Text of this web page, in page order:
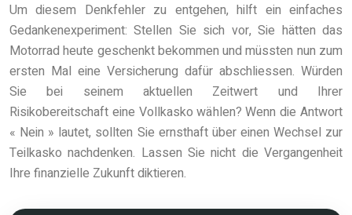
Um diesem Denkfehler zu entgehen, hilft ein einfaches
Gedankenexperiment: Stellen Sie sich vor, Sie hätten das
Motorrad heute geschenkt bekommen und müssten nun zum
ersten Mal eine Versicherung dafür abschliessen. Würden
Sie bei seinem aktuellen Zeitwert und Ihrer
Risikobereitschaft eine Vollkasko wählen? Wenn die Antwort
« Nein » lautet, sollten Sie ernsthaft über einen Wechsel zur
Teilkasko nachdenken. Lassen Sie nicht die Vergangenheit
Ihre finanzielle Zukunft diktieren.